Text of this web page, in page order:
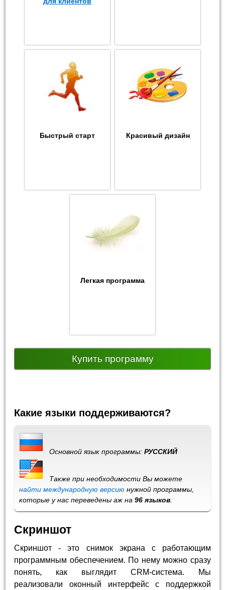
Быстрый старт Красивый дизайн
Легкая программа
Купить программу
Какие языки поддерживаются?
Основной язык программы:РУССКИЙ
Также при необходимости Вы можете
найти международную версию нужной программы,
которые у нас переведены аж на96 языков
Скриншот
Скриншот - это снимок экрана с работающим
программным обеспечением. По нему можно сразу
понять, как выглядит CRM-система. Мы
реализовали оконный интерфейс с поддержкой